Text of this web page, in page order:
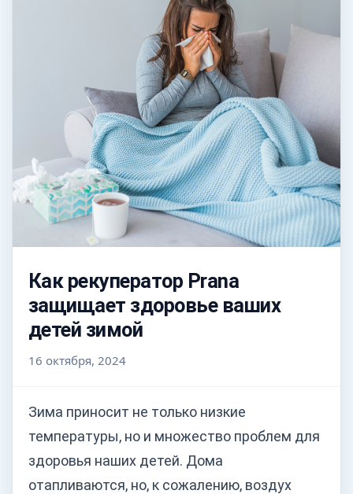
Как рекуператор Prana
защищает здоровье ваших
детей зимой
16 октября, 2024
Зима приносит не только низкие
температуры, но и множество проблем для
здоровья наших детей. Дома
отапливаются, но, к сожалению, воздух